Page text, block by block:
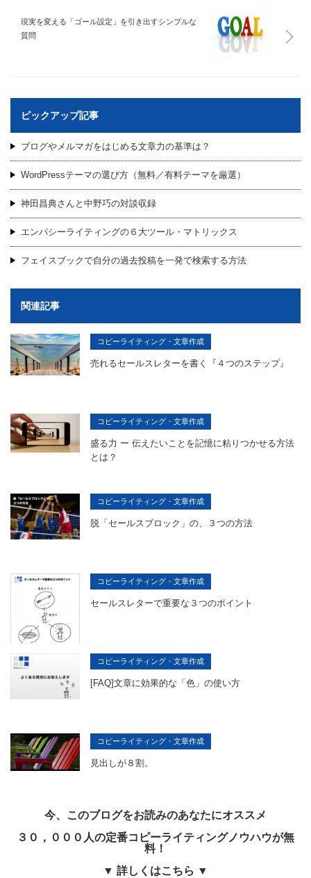
現実を変える「ゴール設定」を引き出すシンプルな
質問
ピックアップ記事
ブログやメルマガをはじめる文章力の基準は？
WordPressテーマの選び方（無料／有料テーマを厳選）
神田昌典さんと中野巧の対談収録
エンパシーライティングの６大ツール・マトリックス
フェイスブックで自分の過去投稿を一発で検索する方法
関連記事
コピーライティング・文章作成
売れるセールスレターを書く『４つのステップ』
コピーライティング・文章作成
盛る力 ー 伝えたいことを記憶に粘りつかせる方法
とは？
コピーライティング・文章作成
脱「セールスブロック」の、３つの方法
コピーライティング・文章作成
セールスレターで重要な３つのポイント
コピーライティング・文章作成
[FAQ]文章に効果的な「色」の使い方
コピーライティング・文章作成
見出しが８割。
今、このブログをお読みのあなたにオススメ
３０，０００人の定番コピーライティングノウハウが無
料！
▼ 詳しくはこちら ▼